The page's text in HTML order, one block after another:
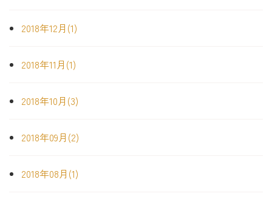
2018年12月(1)
2018年11月(1)
2018年10月(3)
2018年09月(2)
2018年08月(1)